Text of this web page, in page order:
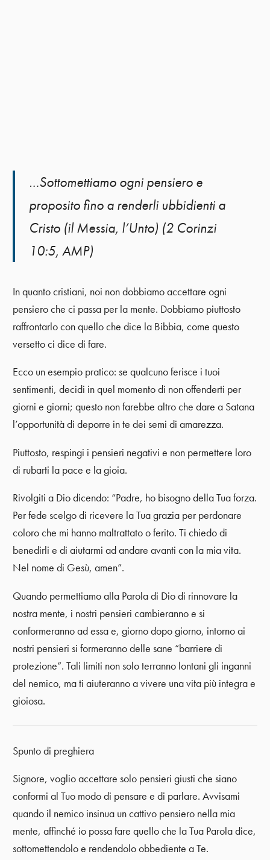
…Sottomettiamo ogni pensiero e
proposito fino a renderli ubbidienti a
Cristo (il Messia, l’Unto) (2 Corinzi
10:5, AMP)
In quanto cristiani, noi non dobbiamo accettare ogni
pensiero che ci passa per la mente. Dobbiamo piuttosto
raffrontarlo con quello che dice la Bibbia, come questo
versetto ci dice di fare.
Ecco un esempio pratico: se qualcuno ferisce i tuoi
sentimenti, decidi in quel momento di non offenderti per
giorni e giorni; questo non farebbe altro che dare a Satana
l’opportunità di deporre in te dei semi di amarezza.
Piuttosto, respingi i pensieri negativi e non permettere loro
di rubarti la pace e la gioia.
Rivolgiti a Dio dicendo: “Padre, ho bisogno della Tua forza.
Per fede scelgo di ricevere la Tua grazia per perdonare
coloro che mi hanno maltrattato o ferito. Ti chiedo di
benedirli e di aiutarmi ad andare avanti con la mia vita.
Nel nome di Gesù, amen”.
Quando permettiamo alla Parola di Dio di rinnovare la
nostra mente, i nostri pensieri cambieranno e si
conformeranno ad essa e, giorno dopo giorno, intorno ai
nostri pensieri si formeranno delle sane “barriere di
protezione”. Tali limiti non solo terranno lontani gli inganni
del nemico, ma ti aiuteranno a vivere una vita più integra e
gioiosa.
Spunto di preghiera
Signore, voglio accettare solo pensieri giusti che siano
conformi al Tuo modo di pensare e di parlare. Avvisami
quando il nemico insinua un cattivo pensiero nella mia
mente, affinché io possa fare quello che la Tua Parola dice,
sottomettendolo e rendendolo obbediente a Te.